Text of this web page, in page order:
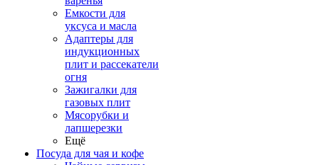
Емкости для
уксуса и масла
Адаптеры для
индукционных
плит и рассекатели
огня
Зажигалки для
газовых плит
Мясорубки и
лапшерезки
Ещё
Посуда для чая и кофе